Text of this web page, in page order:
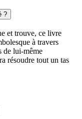
?
et trouve, ce livre
à travers
de lui-même
résoudre tout un tas